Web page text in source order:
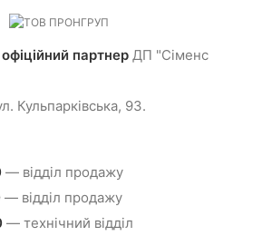
перевантаження
офіційний партнер ДП "Сіменс
Кульпарківська, 93.
— відділ продажу
— відділ продажу
— технічний відділ